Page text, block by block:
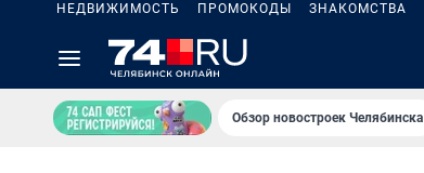
НЕДВИЖИМОСТЬ ПРОМОКОДЫ ЗНАКОМСТВА
Обзор новостроек Челябинска